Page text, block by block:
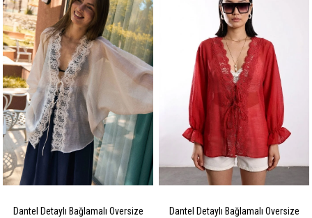
Dantel Detaylı Bağlamalı Oversize
Dantel Detaylı Bağlamalı Oversize